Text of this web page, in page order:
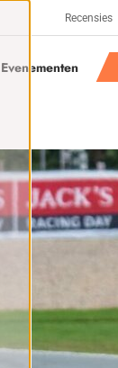
Recensies
Evenementen